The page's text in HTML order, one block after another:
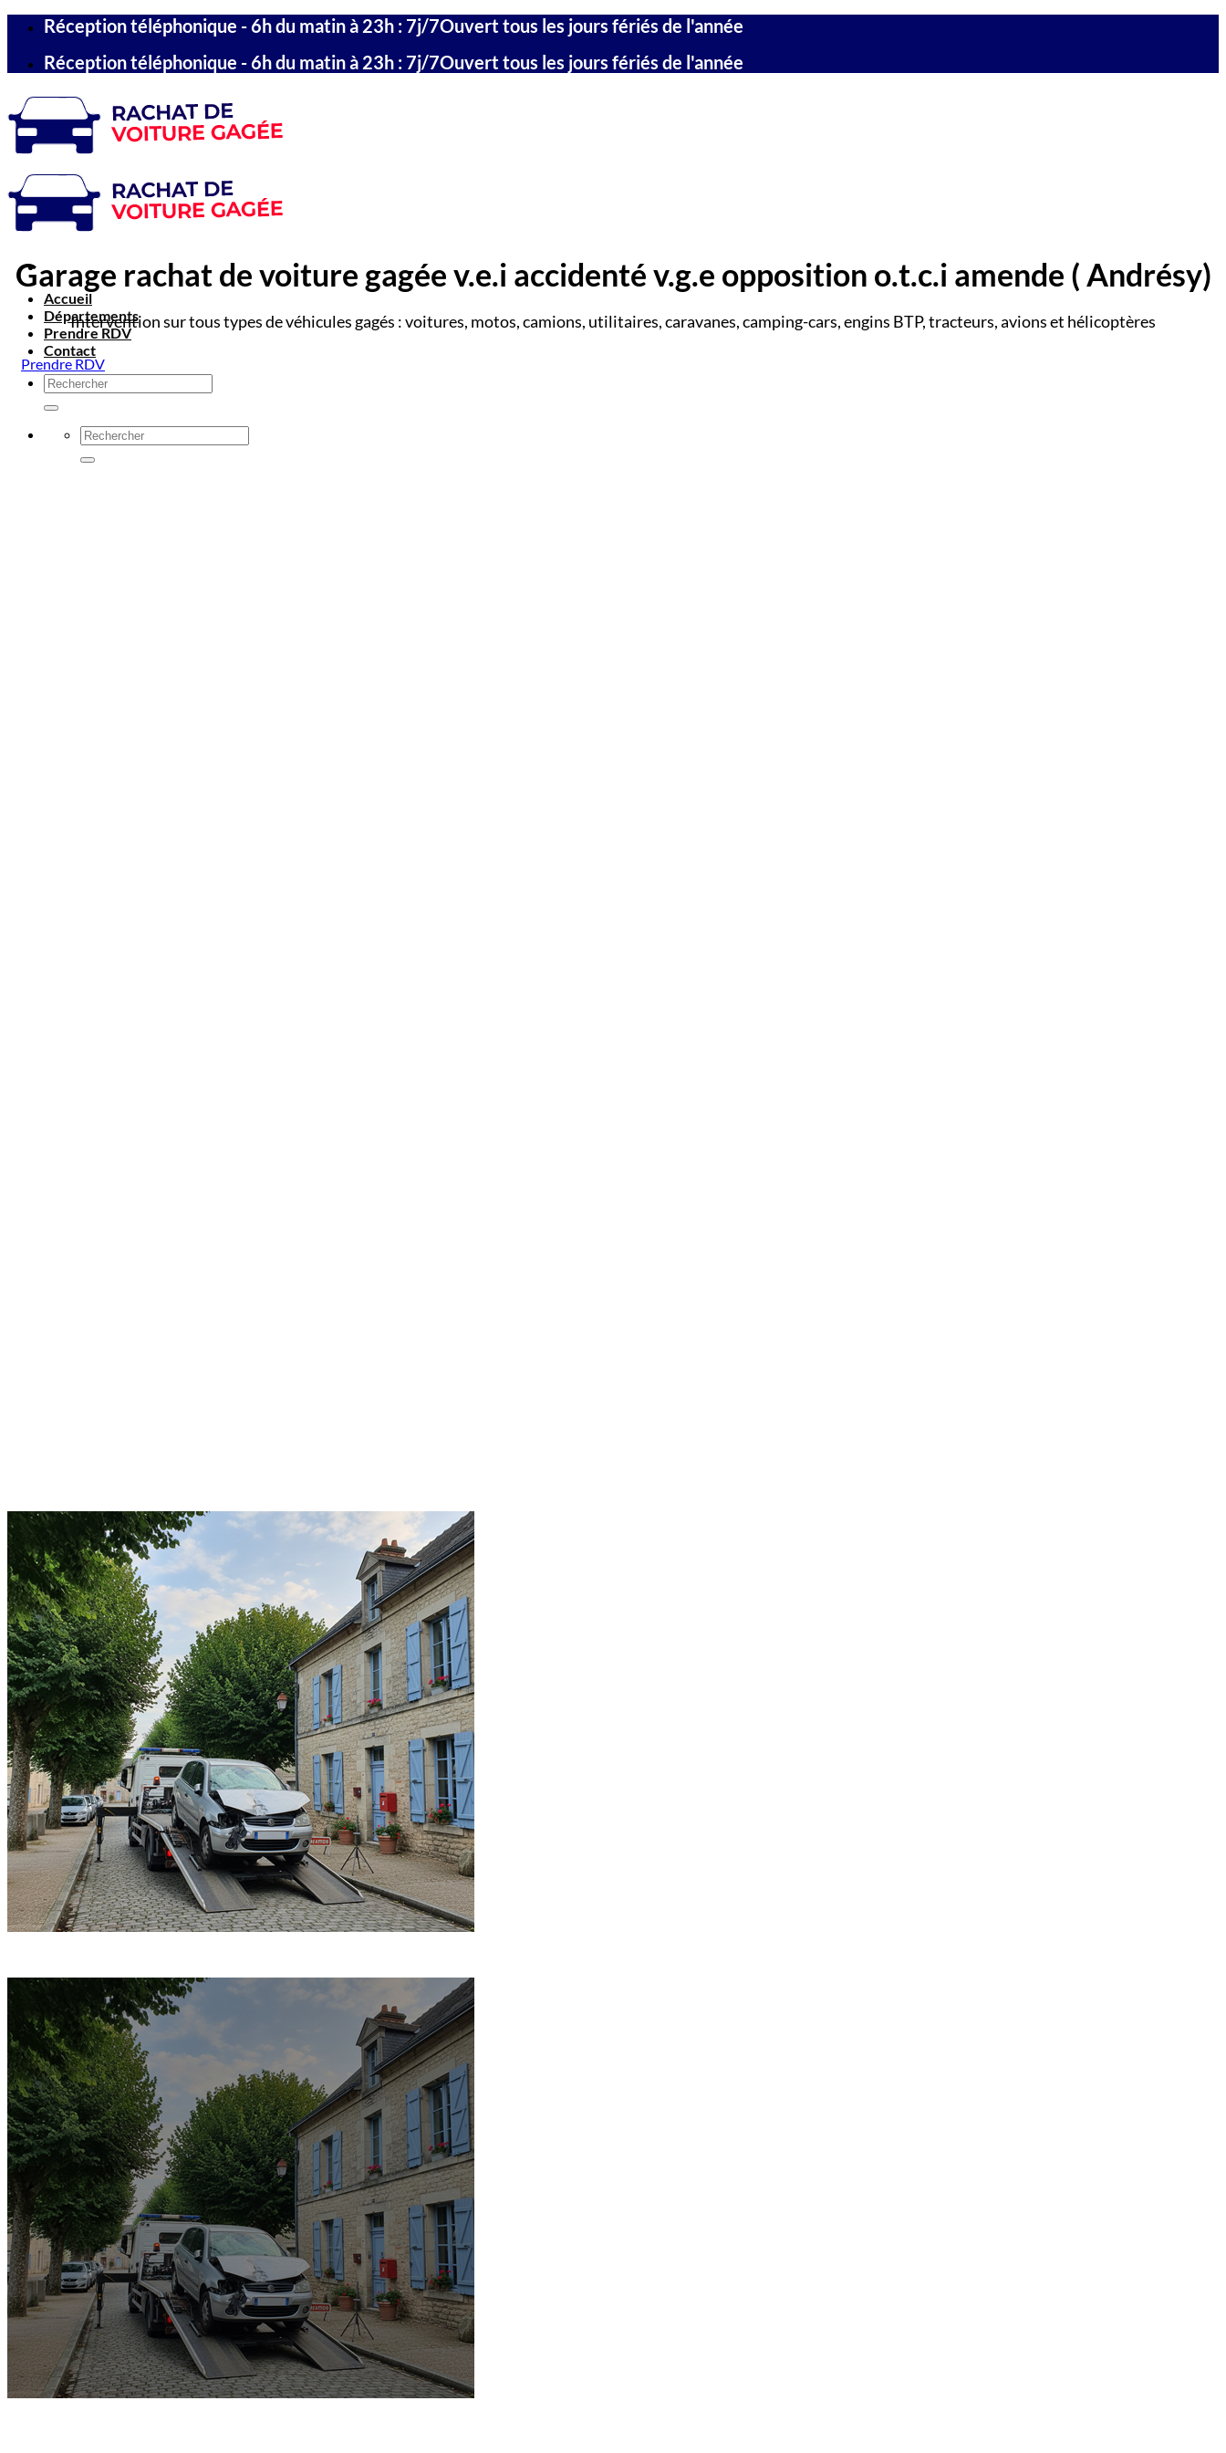
Passer
contenu
Réception téléphonique - 6h du matin à 23h : 7j/7Ouvert tous les jours fériés de l'année
Réception téléphonique - 6h du matin à 23h : 7j/7Ouvert tous les jours fériés de l'année
Accueil
Départements
Prendre RDV
Contact
Garage rachat de voiture gagée v.e.i accidenté v.g.e opposition o.t.c.i amende ( Andrésy)
Intervention sur tous types de véhicules gagés : voitures, motos, camions, utilitaires, caravanes, camping-cars, engins BTP, tracteurs, avions et hélicoptères
Prendre RDV